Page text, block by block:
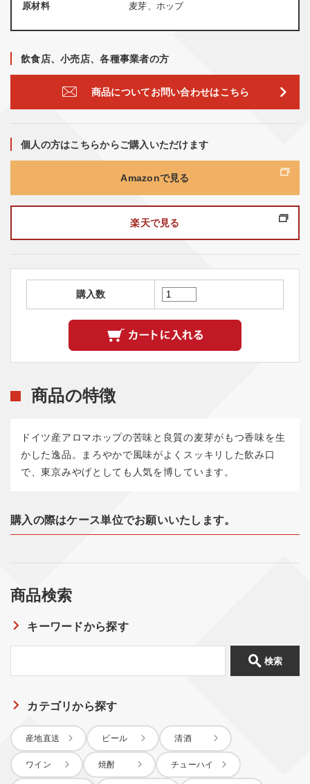
原材料 麦芽、ホップ
飲食店、小売店、各種事業者の方
商品についてお問い合わせはこちら
個人の方はこちらからご購入いただけます
Amazonで見る
楽天で見る
購入数
商品の特徴
ドイツ産アロマホップの苦味と良質の麦芽がもつ香味を生
かした逸品。まろやかで風味がよくスッキリした飲み口
で、東京みやげとしても人気を博しています。
購入の際はケース単位でお願いいたします。
商品検索
キーワードから探す
検索
カテゴリから探す
産地直送 ビール 清酒
ワイン 焼酎 チューハイ